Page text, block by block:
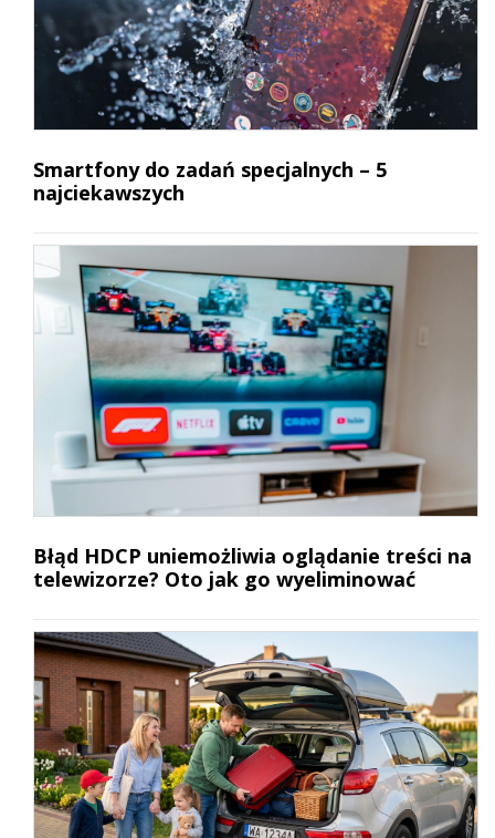
Smartfony do zadań specjalnych – 5
najciekawszych
Błąd HDCP uniemożliwia oglądanie treści na
telewizorze? Oto jak go wyeliminować